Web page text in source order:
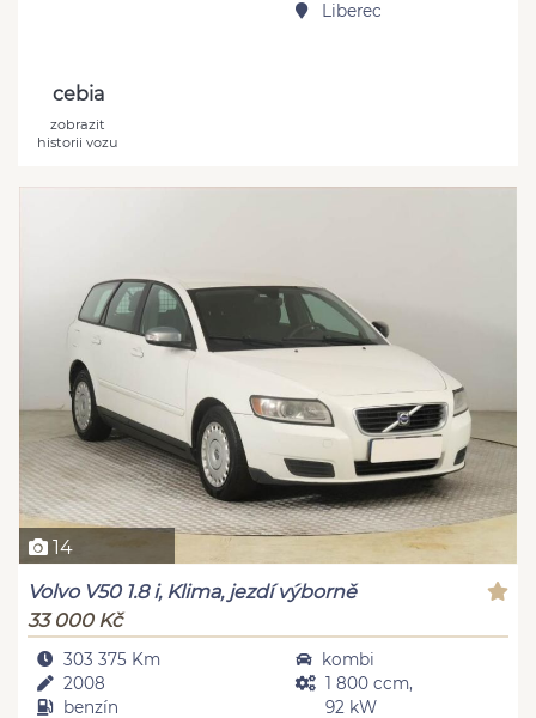
Liberec
cebia
zobrazit
historii vozu
14
Volvo V50 1.8 i, Klima, jezdí výborně
33 000 Kč
303 375 Km
2008
benzín
kombi
1 800 ccm,
92 kW